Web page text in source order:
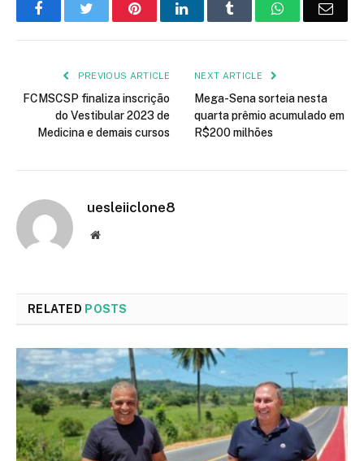
FacebookTwitter PinterestLinkedIn Tumblr WhatsApp
PREVIOUS ARTICLE
FCMSCSP finaliza inscrição
do Vestibular 2023 de
Medicina e demais cursos
NEXT ARTICLE
Mega-Sena sorteia nesta
quarta prêmio acumulado em
R$200 milhões
uesleiiclone8
Website
RELATED POSTS